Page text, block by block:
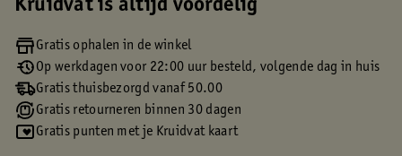
Kruidvat is altijd voordelig
Gratis ophalen in de winkel
Op werkdagen voor 22:00 uur besteld, volgende dag in huis
Gratis thuisbezorgd vanaf 50.00
Gratis retourneren binnen 30 dagen
Gratis punten met je Kruidvat kaart